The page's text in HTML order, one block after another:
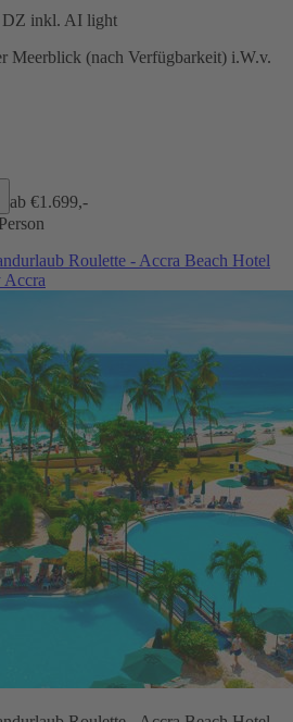
DZ inkl. AI light
Meerblick (nach Verfügbarkeit) i.W.v.
ab €1.699,-
Roulette - Accra Beach Hotel
Accra